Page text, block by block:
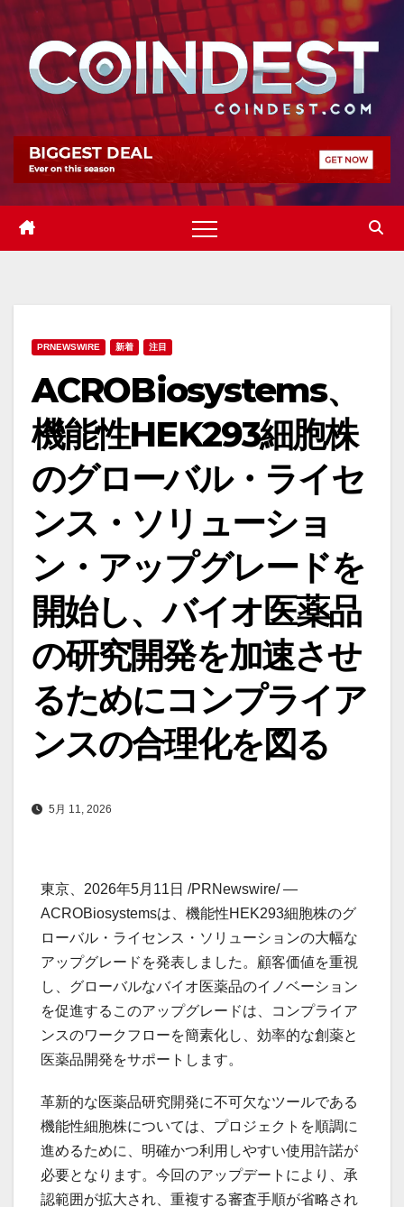
Skip
content
PRNEWSWIRE 新着 注目
ACROBiosystems、
機能性HEK293細胞株
のグローバル・ライセ
ンス・ソリューショ
ン・アップグレードを
開始し、バイオ医薬品
の研究開発を加速させ
るためにコンプライア
ンスの合理化を図る
5月 11, 2026
東京、2026年5月11日 /PRNewswire/ —
ACROBiosystemsは、機能性HEK293細胞株のグ
ローバル・ライセンス・ソリューションの大幅な
アップグレードを発表しました。顧客価値を重視
し、グローバルなバイオ医薬品のイノベーション
を促進するこのアップグレードは、コンプライア
ンスのワークフローを簡素化し、効率的な創薬と
医薬品開発をサポートします。
革新的な医薬品研究開発に不可欠なツールである
機能性細胞株については、プロジェクトを順調に
進めるために、明確かつ利用しやすい使用許諾が
必要となります。今回のアップデートにより、承
認範囲が拡大され、重複する審査手順が省略され